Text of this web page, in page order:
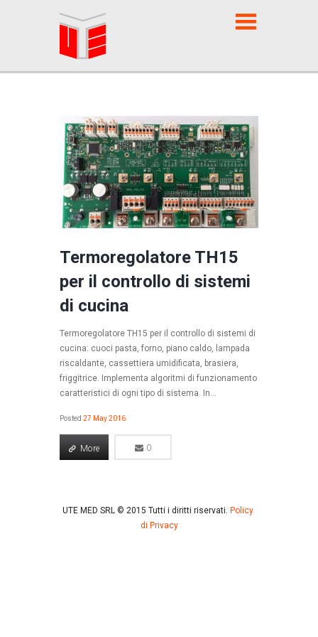
Termoregolatore TH15
per il controllo di sistemi
di cucina
Termoregolatore TH15 per il controllo di sistemi di
cucina: cuoci pasta, forno, piano caldo, lampada
riscaldante, cassettiera umidificata, brasiera,
friggitrice. Implementa algoritmi di funzionamento
caratteristici di ogni tipo di sistema. In...
Posted 27 May 2016
More
More 0
UTE MED SRL © 2015 Tutti i diritti riservati. Policy
di Privacy